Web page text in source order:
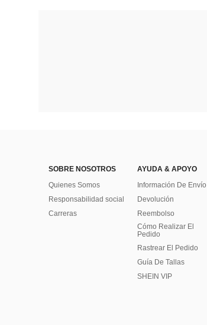
SOBRE NOSOTROS
Quienes Somos
Responsabilidad social
Carreras
AYUDA & APOYO
Información De Envío
Devolución
Reembolso
Cómo Realizar El
Pedido
Rastrear El Pedido
Guía De Tallas
SHEIN VIP